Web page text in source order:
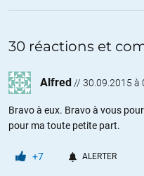
30 réactions et
Alfred // 30.09.2015 à
Bravo à eux. Bravo à vous
pour ma toute petite part.
+7 ALERTER